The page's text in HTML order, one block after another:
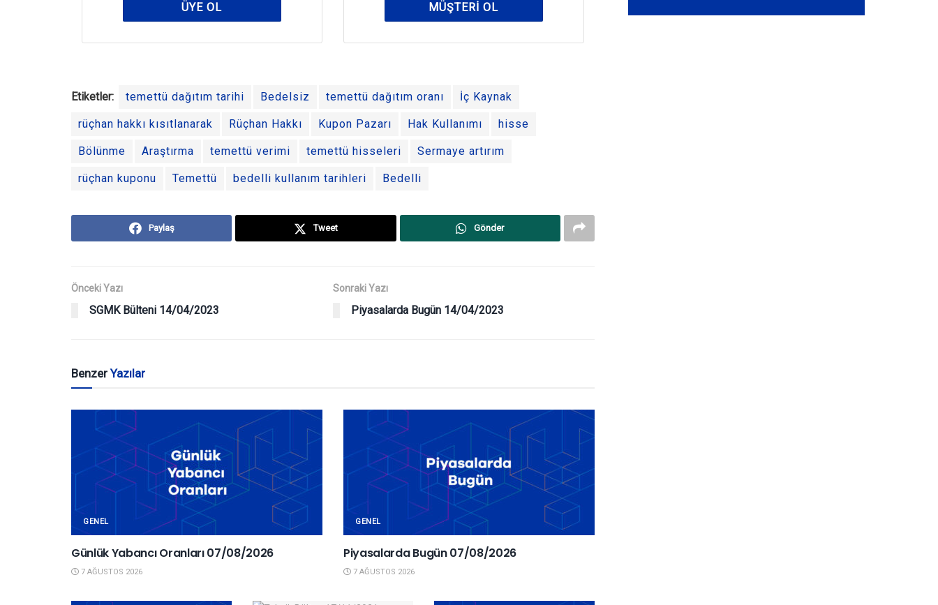
ÜYE OL MÜŞTERI OL
Etiketler: temettü dağıtım tarihi Bedelsiz temettü dağıtım oranı İç Kaynak
rüçhan hakkı kısıtlanarak Rüçhan Hakkı Kupon Pazarı Hak Kullanımı hisse
Bölünme Araştırma temettü verimi temettü hisseleri Sermaye artırım
rüçhan kuponu Temettü bedelli kullanım tarihleri Bedelli
Paylaş Tweet Gönder
Önceki Yazı
SGMK Bülteni 14/04/2023
Sonraki Yazı
Piyasalarda Bugün 14/04/2023
BenzerYazılar
GENEL
Günlük Yabancı Oranları 07/08/2026
7 AĞUSTOS 2026
GENEL
Piyasalarda Bugün 07/08/2026
7 AĞUSTOS 2026